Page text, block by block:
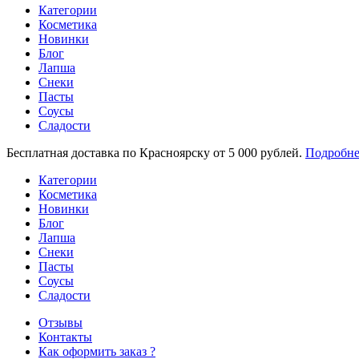
Категории
Косметика
Новинки
Блог
Лапша
Снеки
Пасты
Соусы
Сладости
Бесплатная доставка по Красноярску от 5 000 рублей.
Категории
Косметика
Новинки
Блог
Лапша
Снеки
Пасты
Соусы
Сладости
Отзывы
Контакты
Как оформить заказ ?